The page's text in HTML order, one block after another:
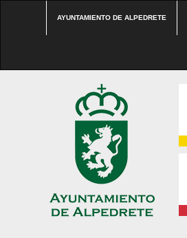
AYUNTAMIENTO DE ALPEDRETE